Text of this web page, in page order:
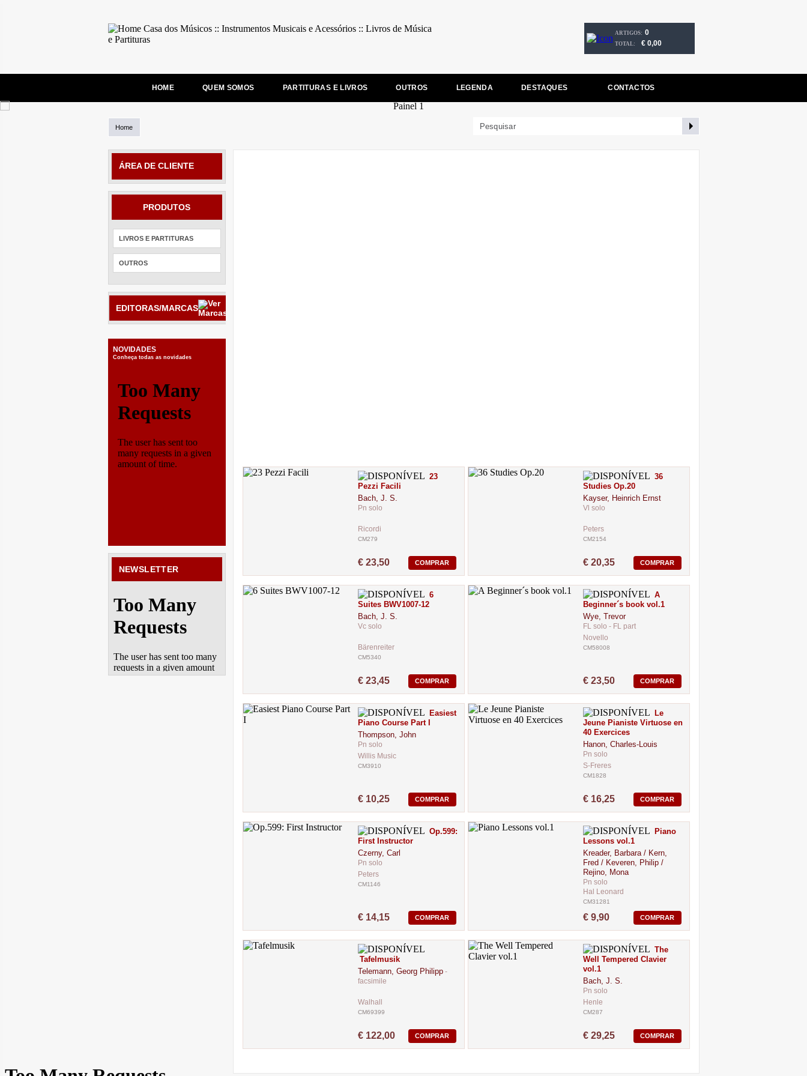
ARTIGOS: 0
TOTAL: € 0,00
HOME QUEM SOMOS PARTITURAS E LIVROS OUTROS LEGENDA DESTAQUES CONTACTOS
Home
ÁREA DE CLIENTE
PRODUTOS
LIVROS E PARTITURAS
OUTROS
EDITORAS/MARCAS
NOVIDADES
Conheça todas as novidades
NEWSLETTER
23
Pezzi Facili
Bach, J. S.
Pn solo
Ricordi
CM279
€ 23,50 COMPRAR
36
Studies Op.20
Kayser, Heinrich Ernst
Vl solo
Peters
CM2154
€ 20,35 COMPRAR
6
Suites BWV1007-12
Bach, J. S.
Vc solo
Bärenreiter
CM5340
€ 23,45 COMPRAR
A
Beginner´s book vol.1
Wye, Trevor
FL solo - FL part
Novello
CM58008
€ 23,50 COMPRAR
Easiest
Piano Course Part I
Thompson, John
Pn solo
Willis Music
CM3910
€ 10,25 COMPRAR
Le
Jeune Pianiste Virtuose en
40 Exercices
Hanon, Charles-Louis
Pn solo
S-Freres
CM1828
€ 16,25 COMPRAR
Op.599:
First Instructor
Czerny, Carl
Pn solo
Peters
CM1146
€ 14,15 COMPRAR
Piano
Lessons vol.1
Kreader, Barbara / Kern,
Fred / Keveren, Philip /
Rejino, Mona
Pn solo
Hal Leonard
CM31281
€ 9,90 COMPRAR
Tafelmusik
Telemann, Georg Philipp-
facsimile
Walhall
CM69399
€ 122,00 COMPRAR
The
Well Tempered Clavier
vol.1
Bach, J. S.
Pn solo
Henle
CM287
€ 29,25 COMPRAR